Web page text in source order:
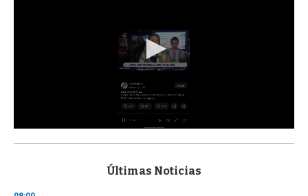
s
Últimas Noticias